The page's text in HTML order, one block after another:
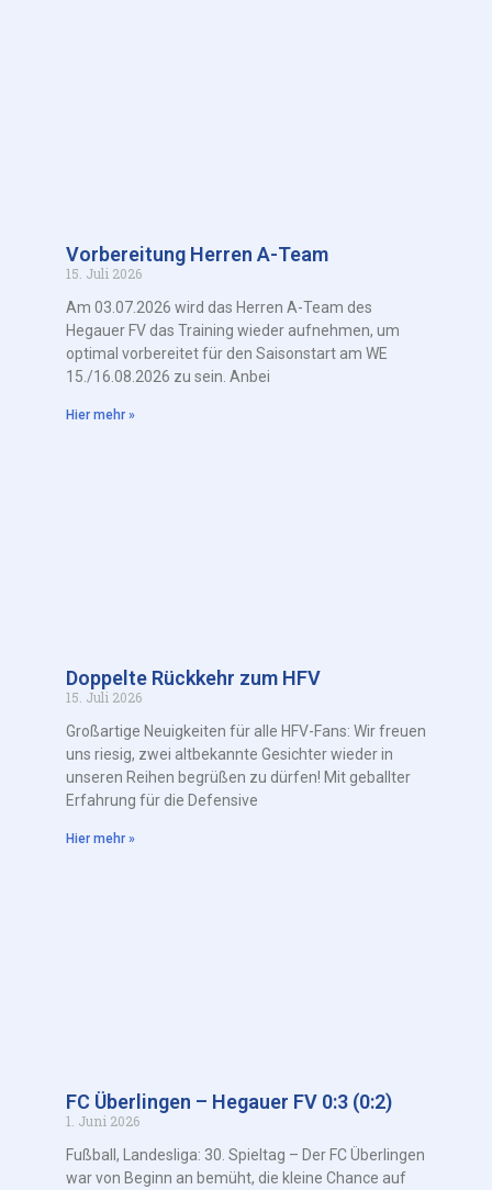
Vorbereitung Herren A-Team
15. Juli 2026
Am 03.07.2026 wird das Herren A-Team des
Hegauer FV das Training wieder aufnehmen, um
optimal vorbereitet für den Saisonstart am WE
15./16.08.2026 zu sein. Anbei
Hier mehr »
Doppelte Rückkehr zum HFV
15. Juli 2026
Großartige Neuigkeiten für alle HFV-Fans: Wir freuen
uns riesig, zwei altbekannte Gesichter wieder in
unseren Reihen begrüßen zu dürfen! Mit geballter
Erfahrung für die Defensive
Hier mehr »
FC Überlingen – Hegauer FV 0:3 (0:2)
1. Juni 2026
Fußball, Landesliga: 30. Spieltag – Der FC Überlingen
war von Beginn an bemüht, die kleine Chance auf